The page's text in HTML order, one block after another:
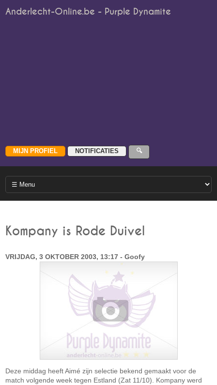
Anderlecht-Online.be - Purple Dynamite
Kompany is Rode Duivel
VRIJDAG, 3 OKTOBER 2003, 13:17 - Goofy
Deze middag heeft Aimé zijn selectie bekend gemaakt voor de
match volgende week tegen Estland (Zat 11/10). Kompany werd